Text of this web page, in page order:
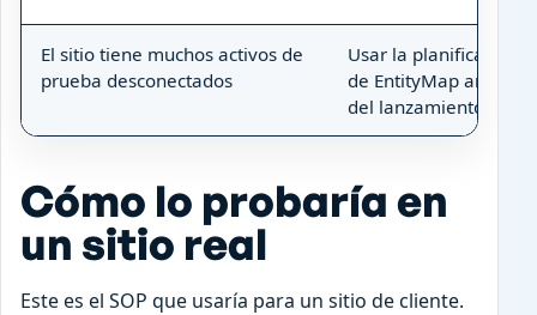
El sitio tiene muchos activos de
prueba desconectados
Usar la planificación
de EntityMap antes
del lanzamiento
Cómo lo probaría en
un sitio real
Este es el SOP que usaría para un sitio de cliente.